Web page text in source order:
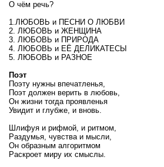
О чём речь?
1.ЛЮБОВЬ и ПЕСНИ О ЛЮБВИ
2. ЛЮБОВЬ и ЖЕНЩИНА
3. ЛЮБОВЬ и ПРИРОДА
4. ЛЮБОВЬ и ЕЁ ДЕЛИКАТЕСЫ
5. ЛЮБОВЬ и РАЗНОЕ
Поэт
Поэту нужны впечатленья,
Поэт должен верить в любовь,
Он жизни тогда проявленья
Увидит и глубже, и вновь.
Шлифуя и рифмой, и ритмом,
Раздумья, чувства и мысли,
Он образным алгоритмом
Раскроет миру их смыслы.